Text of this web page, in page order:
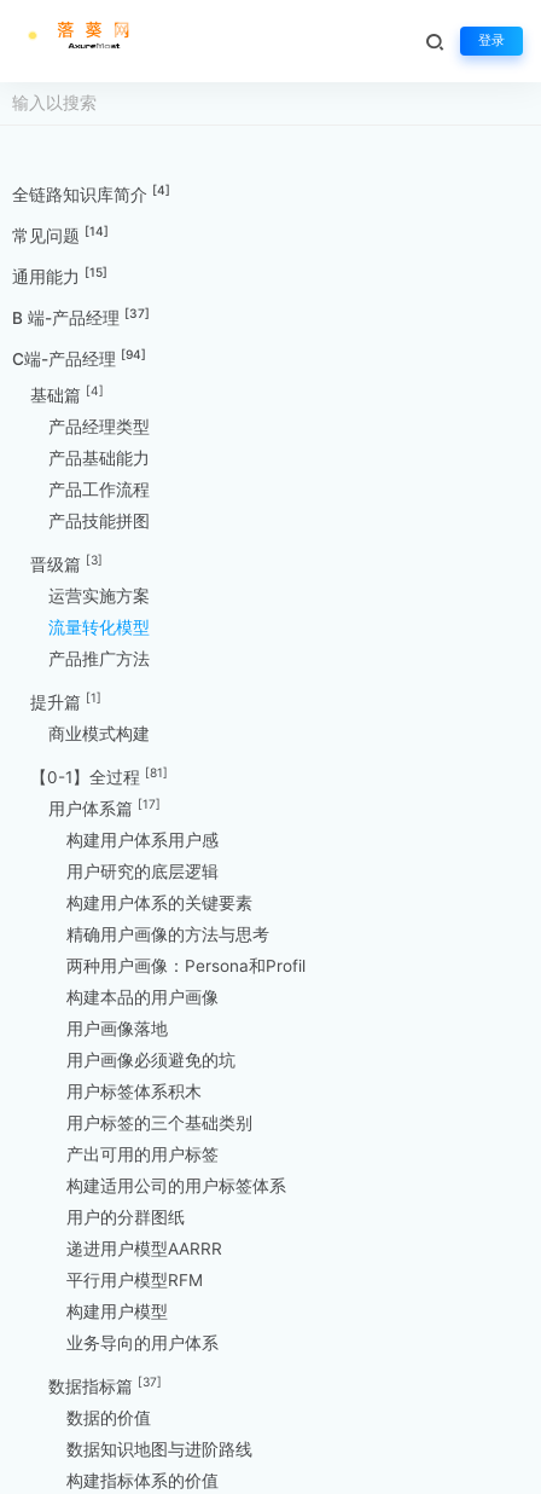
登录
全链路知识库简介 [4]
常见问题 [14]
通用能力 [15]
B 端-产品经理 [37]
C端-产品经理 [94]
基础篇 [4]
产品经理类型
产品基础能力
产品工作流程
产品技能拼图
晋级篇 [3]
运营实施方案
流量转化模型
产品推广方法
提升篇 [1]
商业模式构建
【0-1】全过程 [81]
用户体系篇 [17]
构建用户体系用户感
用户研究的底层逻辑
构建用户体系的关键要素
精确用户画像的方法与思考
两种用户画像：Persona和Profil
构建本品的用户画像
用户画像落地
用户画像必须避免的坑
用户标签体系积木
用户标签的三个基础类别
产出可用的用户标签
构建适用公司的用户标签体系
用户的分群图纸
递进用户模型AARRR
平行用户模型RFM
构建用户模型
业务导向的用户体系
数据指标篇 [37]
数据的价值
数据知识地图与进阶路线
构建指标体系的价值